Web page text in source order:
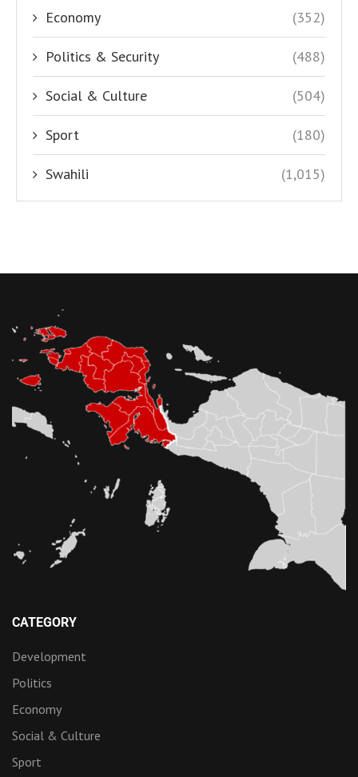
Economy (352)
Politics & Security (488)
Social & Culture (504)
Sport (180)
Swahili (1,015)
CATEGORY
Development
Politics
Economy
Social & Culture
Sport